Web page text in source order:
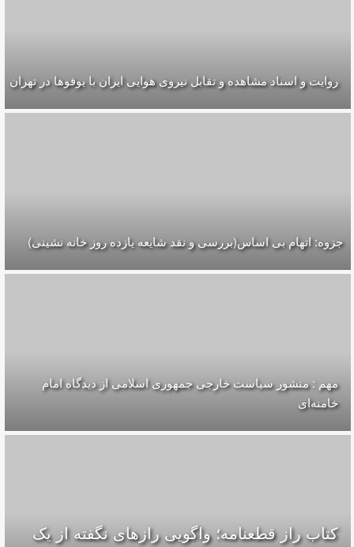
روایت و اسناد مشاهده و تقابل نیروی هوایی ایران با یوفوها در تهران
جزوه: اتهام بی اساس(بررسی و نقد شایعه یازده روز خانه نشینی)
مهم : منشور سیاست خارجی جمهوری اسلامی از دیدگاه امام
خامنه‌ای
کتاب راز قطعنامه؛ واگویی رازهای نگفته از یک